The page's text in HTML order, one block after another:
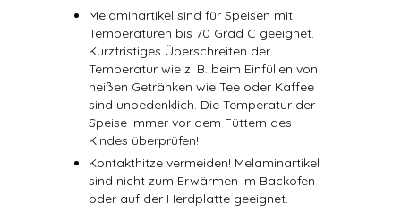
Melaminartikel sind für Speisen mit
Temperaturen bis 70 Grad C geeignet.
Kurzfristiges Überschreiten der
Temperatur wie z. B. beim Einfüllen von
heißen Getränken wie Tee oder Kaffee
sind unbedenklich. Die Temperatur der
Speise immer vor dem Füttern des
Kindes überprüfen!
Kontakthitze vermeiden! Melaminartikel
sind nicht zum Erwärmen im Backofen
oder auf der Herdplatte geeignet.